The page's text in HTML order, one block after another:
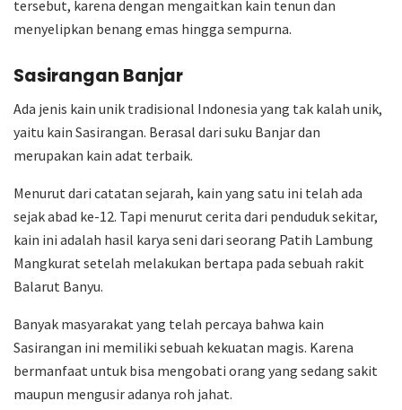
tersebut, karena dengan mengaitkan kain tenun dan
menyelipkan benang emas hingga sempurna.
Sasirangan Banjar
Ada jenis kain unik tradisional Indonesia yang tak kalah unik,
yaitu kain Sasirangan. Berasal dari suku Banjar dan
merupakan kain adat terbaik.
Menurut dari catatan sejarah, kain yang satu ini telah ada
sejak abad ke-12. Tapi menurut cerita dari penduduk sekitar,
kain ini adalah hasil karya seni dari seorang Patih Lambung
Mangkurat setelah melakukan bertapa pada sebuah rakit
Balarut Banyu.
Banyak masyarakat yang telah percaya bahwa kain
Sasirangan ini memiliki sebuah kekuatan magis. Karena
bermanfaat untuk bisa mengobati orang yang sedang sakit
maupun mengusir adanya roh jahat.